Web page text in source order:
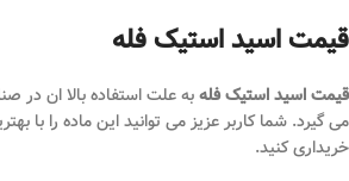
قیمت اسید استیک فله
قیمت اسید استیک فلهبه علت استفاده بالا ان در
می گیرد. شما کاربر عزیز می توانید این ماده را با
خریداری کنید.